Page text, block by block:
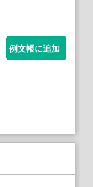
例文帳に追加